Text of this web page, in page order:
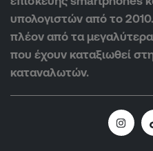
υπολογιστών από το
πλέον από τα
που έχουν καταξιωθεί
καταναλωτών.